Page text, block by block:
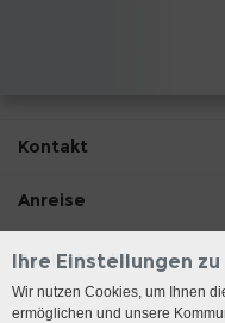
Kontakt
Anreise
Social Media
Ihre Einstellungen
Wir nutzen Cookies, um Ihnen
ermöglichen und unsere